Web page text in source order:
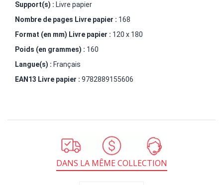
Support(s) : Livre papier
Nombre de pages Livre papier : 168
Format (en mm) Livre papier : 120 x 180
Poids (en grammes) : 160
Langue(s) : Français
EAN13 Livre papier : 9782889155606
DANS LA MÊME COLLECTION